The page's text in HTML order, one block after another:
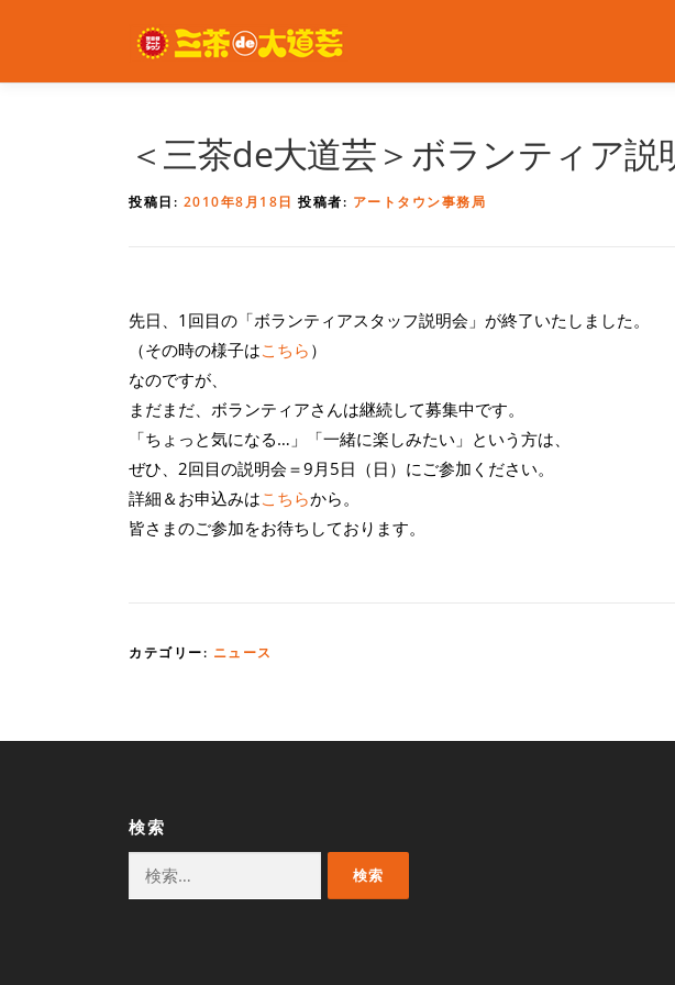
ン
＜三茶de大道芸＞ボランティア説
投稿日: 2010年8月18日 投稿者: アートタウン事務局
先日、1回目の「ボランティアスタッフ説明会」が終了いたしました。
（その時の様子はこちら）
なのですが、
まだまだ、ボランティアさんは継続して募集中です。
「ちょっと気になる…」「一緒に楽しみたい」という方は、
ぜひ、2回目の説明会＝9月5日（日）にご参加ください。
詳細＆お申込みはこちらから。
皆さまのご参加をお待ちしております。
カテゴリー: ニュース
検索